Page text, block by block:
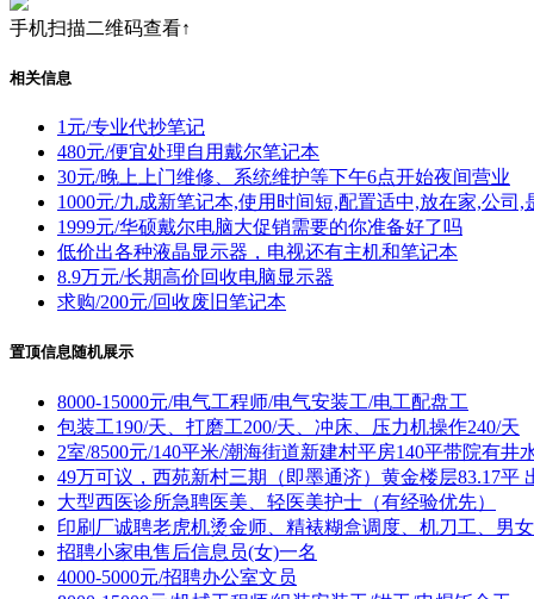
手机扫描二维码查看↑
相关信息
1元/专业代抄笔记
480元/便宜处理自用戴尔笔记本
30元/晚上上门维修、系统维护等下午6点开始夜间营业
1000元/九成新笔记本,使用时间短,配置适中,放在家,公司,
1999元/华硕戴尔电脑大促销需要的你准备好了吗
低价出各种液晶显示器，电视还有主机和笔记本
8.9万元/长期高价回收电脑显示器
求购/200元/回收废旧笔记本
置顶信息随机展示
8000-15000元/电气工程师/电气安装工/电工配盘工
包装工190/天、打磨工200/天、冲床、压力机操作240/天
2室/8500元/140平米/潮海街道新建村平房140平带院有井
49万可议，西苑新村三期（即墨通济）黄金楼层83.17平
大型西医诊所急聘医美、轻医美护士（有经验优先）
印刷厂诚聘老虎机烫金师、精裱糊盒调度、机刀工、男
招聘小家电售后信息员(女)一名
4000-5000元/招聘办公室文员